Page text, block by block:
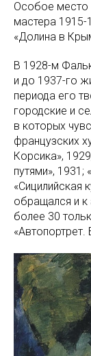
Особое место
мастера 1915-
«Долина в
В 1928-м
и до 1937-го
периода его
городские и
в которых
французских
Корсика»,
путями»,
«Сицилийская
обращался и к
более 30
«Автопортрет.